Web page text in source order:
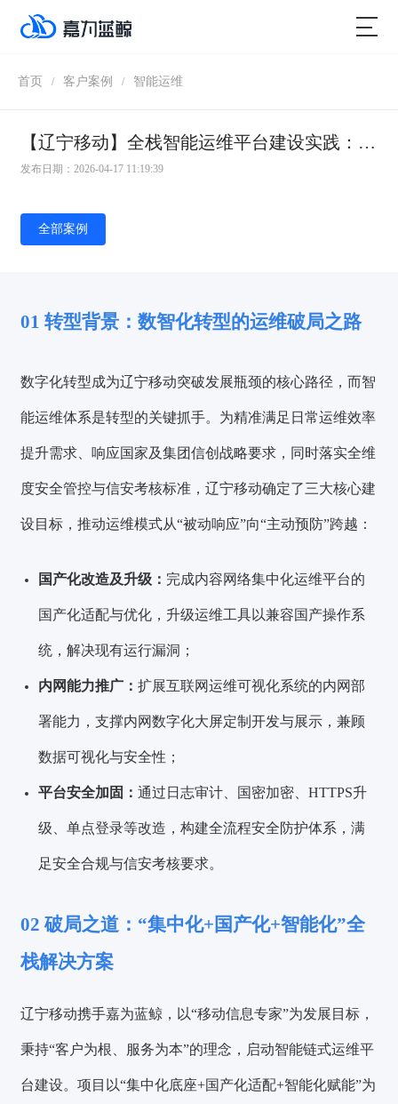
首页 / 客户案例 / 智能运维
【辽宁移动】全栈智能运维平台建设实践：数智赋能，运维焕新
发布日期：2026-04-17 11:19:39
全部案例
01转型背景：数智化转型的运维破局之路
数字化转型成为辽宁移动突破发展瓶颈的核心路径，而智
能运维体系是转型的关键抓手。为精准满足日常运维效率
提升需求、响应国家及集团信创战略要求，同时落实全维
度安全管控与信安考核标准，辽宁移动确定了三大核心建
设目标，推动运维模式从“被动响应”向“主动预防”跨越：
国产化改造及升级： 完成内容网络集中化运维平台的
国产化适配与优化，升级运维工具以兼容国产操作系
统，解决现有运行漏洞；
内网能力推广：扩展互联网运维可视化系统的内网部
署能力，支撑内网数字化大屏定制开发与展示，兼顾
数据可视化与安全性；
平台安全加固：通过日志审计、国密加密、HTTPS升
级、单点登录等改造，构建全流程安全防护体系，满
足安全合规与信安考核要求。
02破局之道：“集中化+国产化+智能化”全
栈解决方案
辽宁移动携手嘉为蓝鲸，以“移动信息专家”为发展目标，
秉持“客户为根、服务为本”的理念，启动智能链式运维平
台建设。项目以“集中化底座+国产化适配+智能化赋能”为